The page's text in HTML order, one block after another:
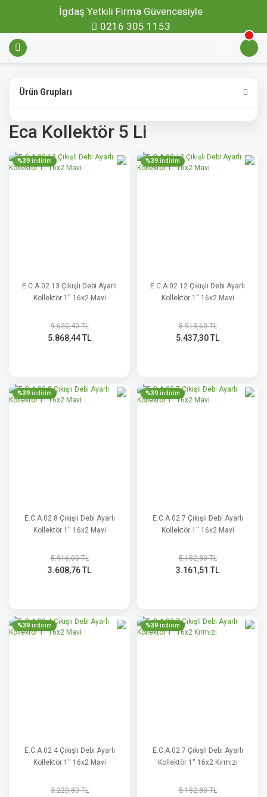
İgdaş Yetkili Firma Güvencesiyle
0216 305 1153
Ürün Grupları
Eca Kollektör 5 Li
%39 indirim
E.C.A 02 13 Çıkışlı Debi Ayarlı
Kollektör 1'' 16x2 Mavi
9.620,40 TL
5.868,44 TL
%39 indirim
E.C.A 02 12 Çıkışlı Debi Ayarlı
Kollektör 1'' 16x2 Mavi
8.913,60 TL
5.437,30 TL
%39 indirim
E.C.A 02 8 Çıkışlı Debi Ayarlı
Kollektör 1'' 16x2 Mavi
5.916,00 TL
3.608,76 TL
%39 indirim
E.C.A 02 7 Çıkışlı Debi Ayarlı
Kollektör 1'' 16x2 Mavi
5.182,80 TL
3.161,51 TL
%39 indirim
E.C.A 02 4 Çıkışlı Debi Ayarlı
Kollektör 1'' 16x2 Mavi
3.220,80 TL
%39 indirim
E.C.A 02 7 Çıkışlı Debi Ayarlı
Kollektör 1'' 16x2 Kırmızı
5.182,80 TL